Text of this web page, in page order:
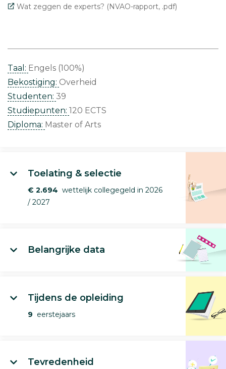
Wat zeggen de experts? (NVAO-rapport, .pdf)
Taal: Engels (100%)
Bekostiging: Overheid
Studenten: 39
Studiepunten: 120 ECTS
Diploma: Master of Arts
Toelating & selectie
€ 2.694 wettelijk collegegeld in 2026
/ 2027
Belangrijke data
Tijdens de opleiding
9 eerstejaars
Tevredenheid